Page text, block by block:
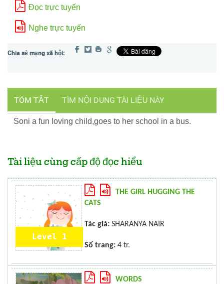
Đọc trực tuyến
Nghe trực tuyến
TÓM TẮT TÌM NỘI DUNG TÀI LIỆU NÀY
Soni a fun loving child,goes to her school in a bus.
Tài liệu cùng cấp độ đọc hiểu
Level 1
THE GIRL HUGGING THE
CATS
Tác giả: SHARANYA NAIR
Số trang: 4 tr.
WORDS